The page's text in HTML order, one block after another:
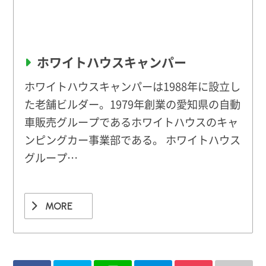
ホワイトハウスキャンパー
ホワイトハウスキャンパーは1988年に設立し
た老舗ビルダー。1979年創業の愛知県の自動
車販売グループであるホワイトハウスのキャ
ンピングカー事業部である。 ホワイトハウス
グループ…
MORE